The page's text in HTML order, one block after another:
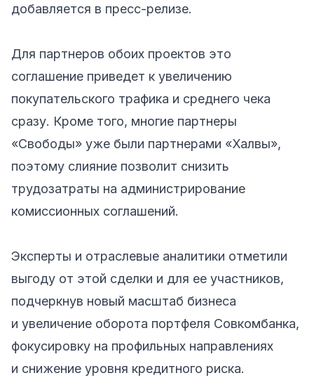
добавляется в пресс-релизе.
Для партнеров обоих проектов это
соглашение приведет к увеличению
покупательского трафика и среднего чека
сразу. Кроме того, многие партнеры
«Свободы» уже были партнерами «Халвы»,
поэтому слияние позволит снизить
трудозатраты на администрирование
комиссионных соглашений.
Эксперты и отраслевые аналитики отметили
выгоду от этой сделки и для ее участников,
подчеркнув новый масштаб бизнеса
и увеличение оборота портфеля Совкомбанка,
фокусировку на профильных направлениях
и снижение уровня кредитного риска.